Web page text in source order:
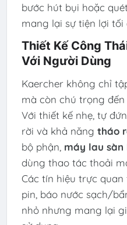
bước hút bụi hoặc
mang lại sự tiện lợi tối
Thiết Kế Công
Với Người Dùng
Kaercher không chỉ
mà còn chú trọng
Với thiết kế nhẹ, tự
rời và khả năng tháo
bộ phận, máy lau sàn
dùng thao tác thoải
Các tín hiệu trực
pin, báo nước sạch/
nhỏ nhưng mang lại